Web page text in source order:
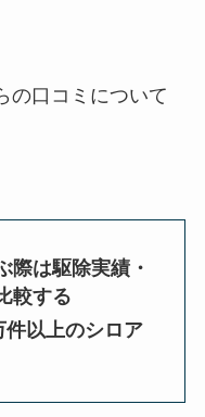
の口コミについて
際は駆除実績・
較する
以上のシロア